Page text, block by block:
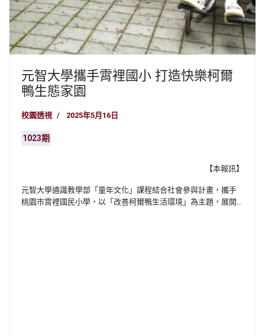
元智大學攜手霄裡國小 打造快樂柯爾
鴨生態家園
校園透視 2025年5月16日
1023期
【本報訊】
元智大學通識教學部「童年文化」課程結合社會參與計畫，攜手
桃園市霄裡國民小學，以「改善柯爾鴨生活環境」為主題，展開